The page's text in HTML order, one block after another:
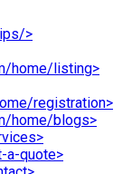
>
home/listing>
registration>
home/blogs>
a-quote>